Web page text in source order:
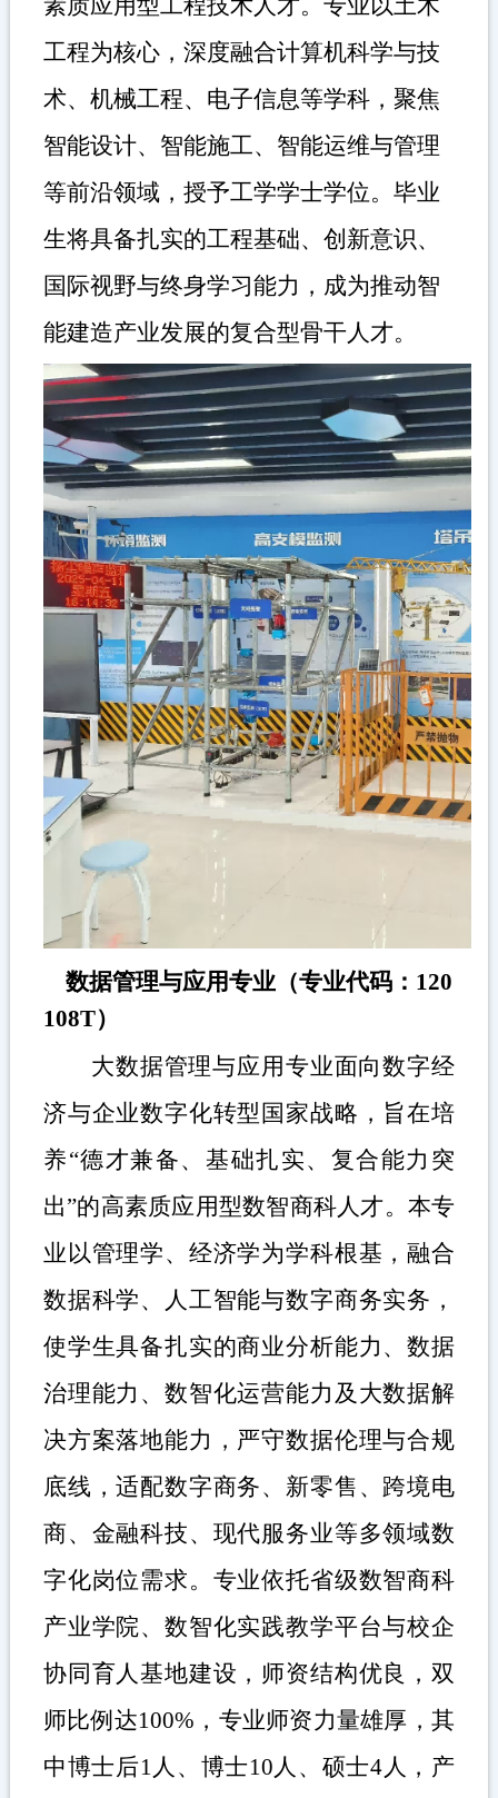
工程为核心，深度融合计算机科学与技
术、机械工程、电子信息等学科，聚焦
智能设计、智能施工、智能运维与管理
等前沿领域，授予工学学士学位。毕业
生将具备扎实的工程基础、创新意识、
国际视野与终身学习能力，成为推动智
能建造产业发展的复合型骨干人才。
数据管理与应用专业（专业代码：120
108T）
大数据管理与应用专业面向数字经
济与企业数字化转型国家战略，旨在培
养“德才兼备、基础扎实、复合能力突
出”的高素质应用型数智商科人才。本专
业以管理学、经济学为学科根基，融合
数据科学、人工智能与数字商务实务，
使学生具备扎实的商业分析能力、数据
治理能力、数智化运营能力及大数据解
决方案落地能力，严守数据伦理与合规
底线，适配数字商务、新零售、跨境电
商、金融科技、现代服务业等多领域数
字化岗位需求。专业依托省级数智商科
产业学院、数智化实践教学平台与校企
协同育人基地建设，师资结构优良，双
师比例达100% ，专业师资力量雄厚，其
中博士后1 人、博士10 人、硕士4 人，产